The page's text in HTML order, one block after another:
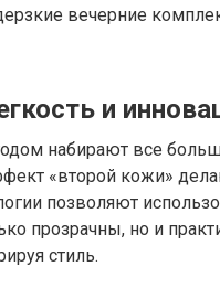
вечерние
и
набирают все
«второй кожи»
позволяют
прозрачны, но и
стиль.